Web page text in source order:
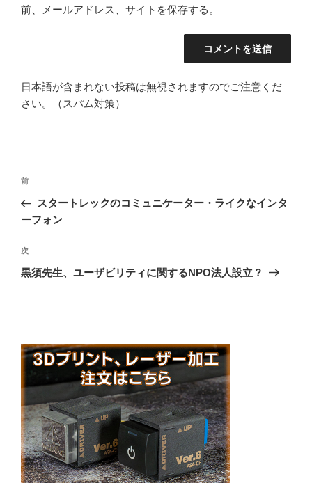
前、メールアドレス、サイトを保存する。
日本語が含まれない投稿は無視されますのでご注意くだ
さい。（スパム対策）
投
ナ
ゲ
ー
前
の
前
スタートレックのコミュニケーター・ライクなインタ
ーフォン
次
の
次
黒須先生、ユーザビリティに関するNPO法人設立？